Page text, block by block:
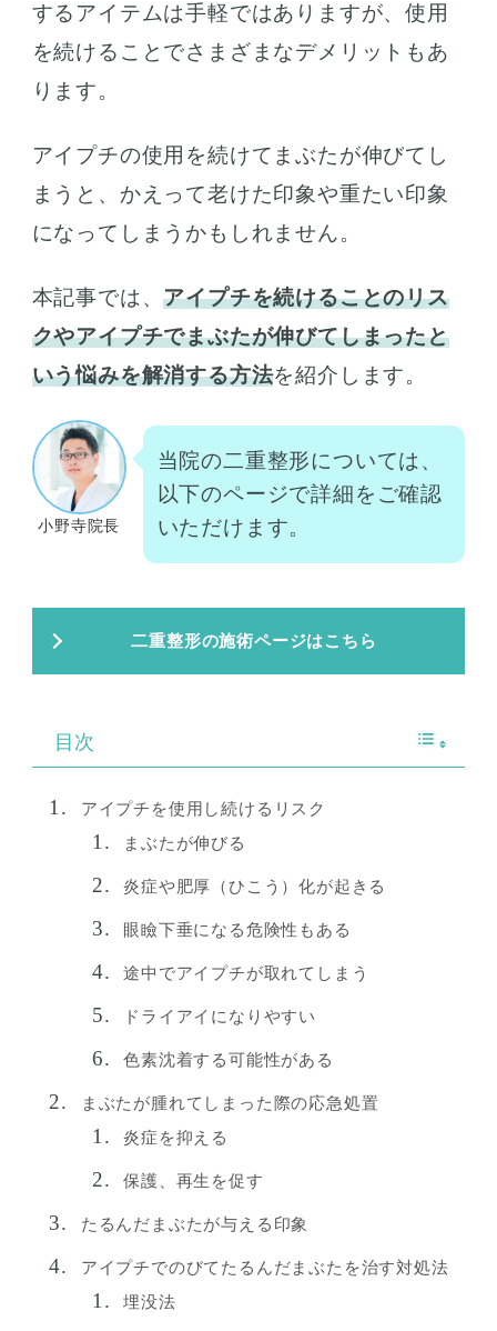
するアイテムは手軽ではありますが、使用
を続けることでさまざまなデメリットもあ
ります。
アイプチの使用を続けてまぶたが伸びてし
まうと、かえって老けた印象や重たい印象
になってしまうかもしれません。
本記事では、アイプチを続けることのリス
クやアイプチでまぶたが伸びてしまったと
いう悩みを解消する方法を紹介します。
小野寺院長
当院の二重整形については、
以下のページで詳細をご確認
いただけます。
二重整形の施術ページはこちら
目次
アイプチを使用し続けるリスク
まぶたが伸びる
炎症や肥厚（ひこう）化が起きる
眼瞼下垂になる危険性もある
途中でアイプチが取れてしまう
ドライアイになりやすい
色素沈着する可能性がある
まぶたが腫れてしまった際の応急処置
炎症を抑える
保護、再生を促す
たるんだまぶたが与える印象
アイプチでのびてたるんだまぶたを治す対処法
埋没法